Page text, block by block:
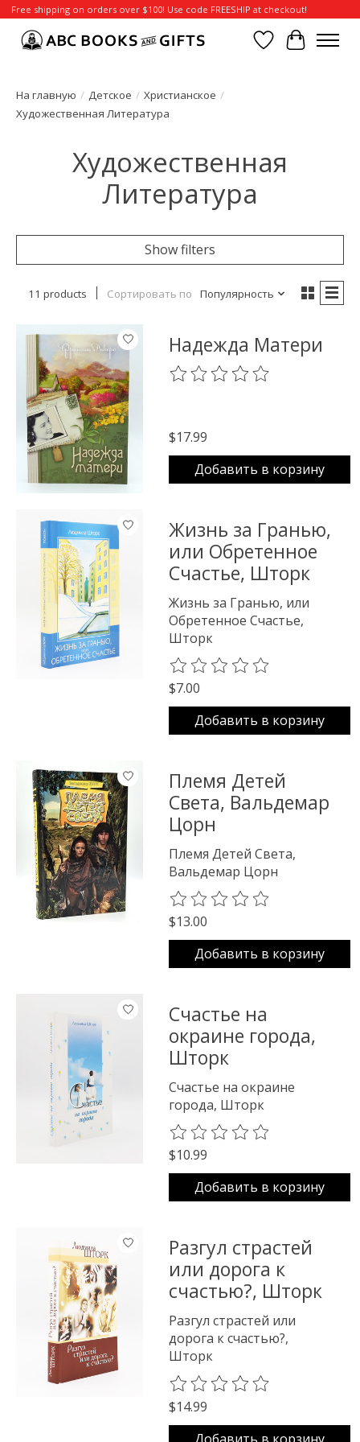
Free shipping on orders over $100! Use code FREESHIP at checkout!
Отложенные
Корзина
На главную / Детское / Христианское /
Художественная Литература
Художественная
Литература
Show filters
11 products Сортировать по Популярность
Надежда Матери
The rating of this product is
$17.99
Добавить в корзину
Жизнь за Гранью,
или Обретенное
Счастье, Шторк
Жизнь за Гранью, или
Обретенное Счастье,
Шторк
The rating of this product is
$7.00
Добавить в корзину
Племя Детей
Света, Вальдемар
Цорн
Племя Детей Света,
Вальдемар Цорн
The rating of this product is
$13.00
Добавить в корзину
Счастье на
окраине города,
Шторк
Счастье на окраине
города, Шторк
The rating of this product is
$10.99
Добавить в корзину
Разгул страстей
или дорога к
счастью?, Шторк
Разгул страстей или
дорога к счастью?,
Шторк
The rating of this product is
$14.99
Добавить в корзину